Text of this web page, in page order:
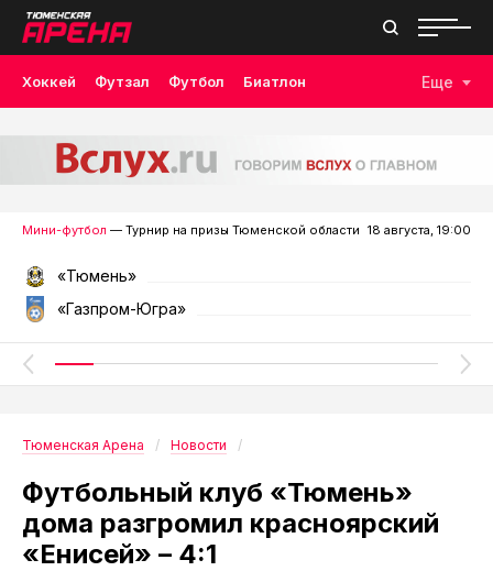
Хоккей Футзал Футбол Биатлон Еще
Мини-футбол — Турнир на призы Тюменской области 18 августа, 19:00
«Тюмень»
«Газпром-Югра»
Тюменская Арена Новости
Футбольный клуб «Тюмень»
дома разгромил красноярский
«Енисей» – 4:1